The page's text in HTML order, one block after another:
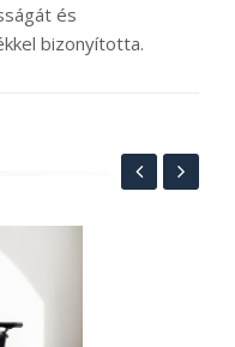
és
bizonyította.